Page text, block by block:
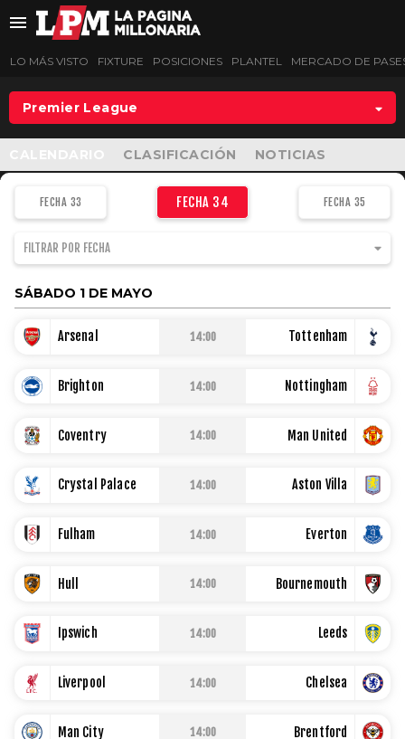
LO MÁS VISTO
COPA ARGENTINA
STAFF |
La Página Millonaria es un sitio no oficial, creado por socios
Esta sección no tiene relación alguna con el club. Para
LO MÁS VISTO FIXTURE POSICIONES PLANTEL MERCADO DE
Premier League
CLASIFICACIÓN NOTICIAS
FECHA 33 FECHA 34 FECHA 35
FILTRAR POR FECHA
SÁBADO 1 DE MAYO
Arsenal 14:00 Tottenham
Brighton 14:00 Nottingham
Coventry 14:00 Man United
Crystal Palace 14:00 Aston Villa
Fulham 14:00 Everton
Hull 14:00 Bournemouth
Ipswich 14:00 Leeds
Liverpool 14:00 Chelsea
Man City 14:00 Brentford